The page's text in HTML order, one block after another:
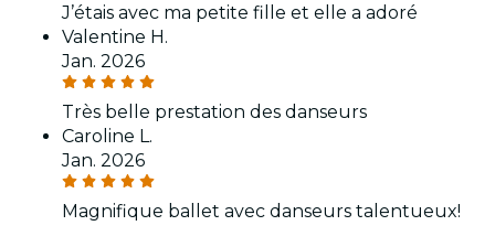
J’étais avec ma petite fille et elle a adoré
Valentine H.
Jan. 2026
Très belle prestation des danseurs
Caroline L.
Jan. 2026
Magnifique ballet avec danseurs talentueux!